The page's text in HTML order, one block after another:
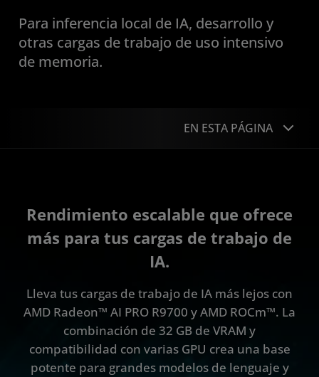
Para inferencia local de IA, desarrollo y
otras cargas de trabajo de uso intensivo
de memoria.
EN ESTA PÁGINA
PCIe clave
Especificaciones
Recursos
Rendimiento escalable que ofrece
más para tus cargas de trabajo de
IA.
Lleva tus cargas de trabajo de IA más lejos con
AMD Radeon™ AI PRO R9700 y AMD ROCm™. La
combinación de 32 GB de VRAM y
compatibilidad con varias GPU crea una base
potente para grandes modelos de lenguaje y